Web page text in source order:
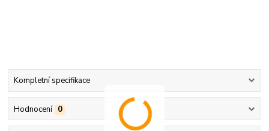
Kompletní specifikace
Hodnocení 0